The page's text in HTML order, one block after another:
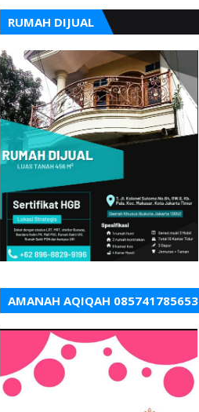
RUMAH DIJUAL
AMANAH AQIQAH 085741785653